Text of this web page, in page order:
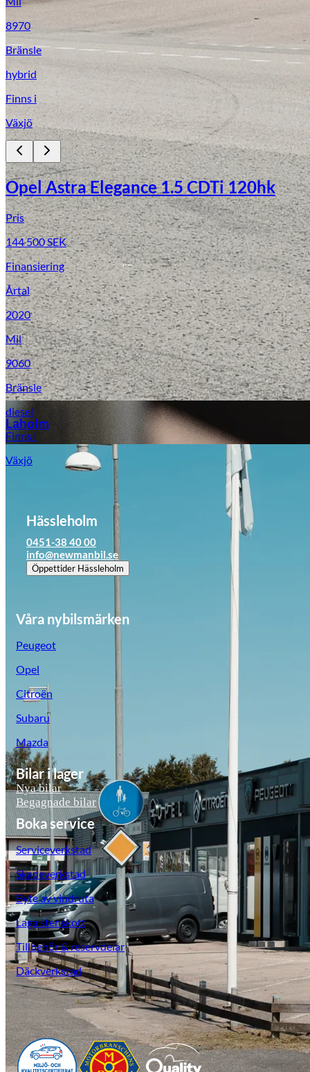
Laga stenskott
Laholm
8970
Bränsle
hybrid
Finns i
Växjö
Opel Astra Elegance 1.5 CDTi 120hk
Pris
144 500SEK
Finansiering
Årtal
2020
Mil
9060
Bränsle
diesel
Finns i
Växjö
Hässleholm
0451-38 40 00
info@newmanbil.se
Öppettider Hässleholm
Våra nybilsmärken
Peugeot
Opel
Citroën
Subaru
Mazda
Bilar i lager
Nya bilar
Begagnade bilar
Boka service
Serviceverkstad
Skadeverkstad
Byte av vindruta
Laga stenskott
Tillbehör & reservdelar
Däckverkstad